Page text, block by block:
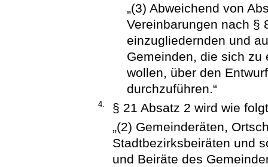
„(3) Abweichend von
Vereinbarungen nach §
einzugliedernden und
Gemeinden, die sich zu
wollen, über den
durchzuführen.“
4.
§ 21 Absatz 2 wird wie
„(2) Gemeinderäten,
Stadtbezirksbeiräten und
und Beiräte des